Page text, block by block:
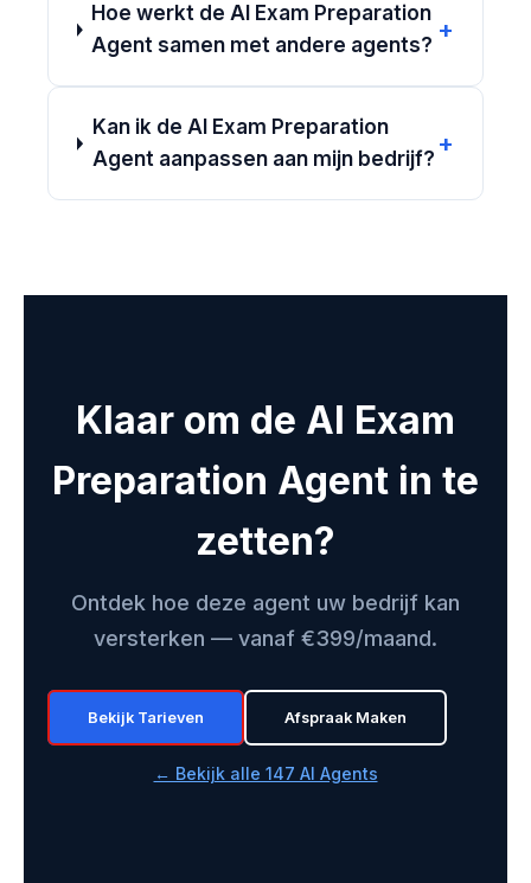
Hoe werkt de AI Exam Preparation
Agent samen met andere agents?
+
Kan ik de AI Exam Preparation
Agent aanpassen aan mijn bedrijf?
+
Klaar om de AI Exam
Preparation Agent in te
zetten?
Ontdek hoe deze agent uw bedrijf kan
versterken — vanaf €399/maand.
Bekijk Tarieven Afspraak Maken
← Bekijk alle 147 AI Agents